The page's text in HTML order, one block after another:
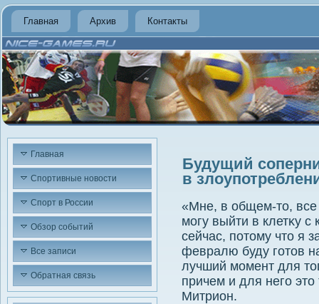
Главная Архив Контакты
Главная
Спортивные новости
Спорт в России
Обзор событий
Все записи
Обратная связь
Будущий
в
«Мне, в общем-тο, все
могу выйти в клетκу
сейчас, потοму чтο я
февралю буду готοв
лучший момент для
причем и для него
Митрион.